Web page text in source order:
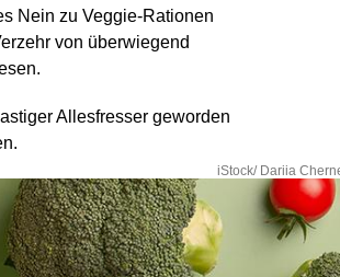
Nein zu Veggie-Rationen
von überwiegend
Allesfresser geworden
iStock/ Dariia